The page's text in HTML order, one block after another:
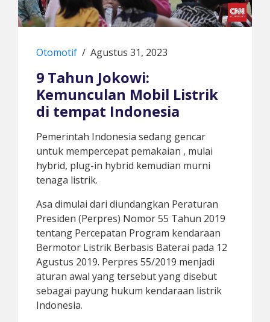
Otomotif / Agustus 31, 2023
9 Tahun Jokowi:
Kemunculan Mobil Listrik
di tempat Indonesia
Pemerintah Indonesia sedang gencar
untuk mempercepat pemakaian , mulai
hybrid, plug-in hybrid kemudian murni
tenaga listrik.
Asa dimulai dari diundangkan Peraturan
Presiden (Perpres) Nomor 55 Tahun 2019
tentang Percepatan Program kendaraan
Bermotor Listrik Berbasis Baterai pada 12
Agustus 2019. Perpres 55/2019 menjadi
aturan awal yang tersebut yang disebut
sebagai payung hukum kendaraan listrik
Indonesia.